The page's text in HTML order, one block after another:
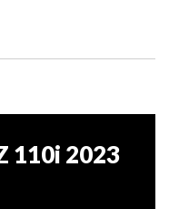
110i 2023